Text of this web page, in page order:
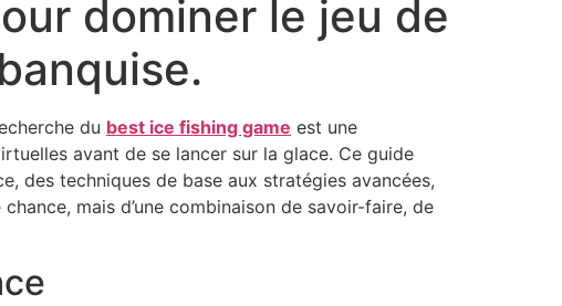
dominer le jeu de
du best ice fishing game est une
avant de se lancer sur la glace. Ce guide
des techniques de base aux stratégies avancées,
mais d’une combinaison de savoir-faire, de